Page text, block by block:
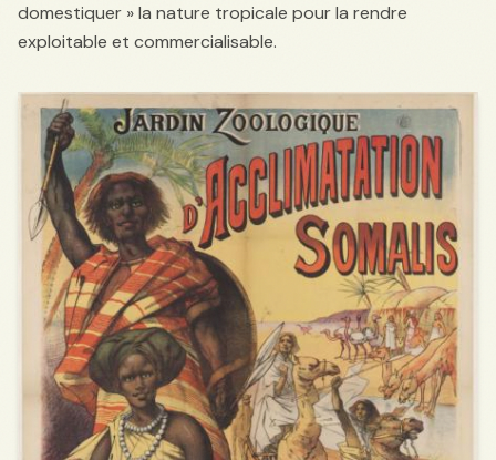
domestiquer » la nature tropicale pour la rendre
exploitable et commercialisable.